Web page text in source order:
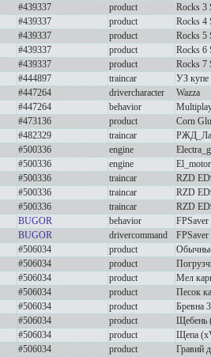
#439337 product
Rocks 3
#439337 product
Rocks 4
#439337 product
Rocks 5
#439337 product
Rocks 6
#439337 product
Rocks 7
#444897 traincar
УЗ купе
#447264 drivercharacter
Wazza
#447264 behavior
#473136 product
Corn
#482329 traincar
#500336 engine
#500336 engine
#500336 traincar
RZD
#500336 traincar
RZD
#500336 traincar
RZD
BUGOR behavior
FPSaver
BUGOR drivercommand
#506034 product
#506034 product
#506034 product
Мел
#506034 product
Песок
#506034 product
Бревна
#506034 product
Щебень
#506034 product
Щепа
#506034 product
Гравий